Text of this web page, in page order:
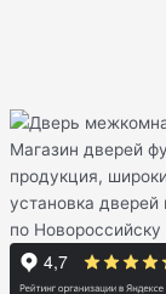
Магазин дверей
продукция,
установка дверей
по